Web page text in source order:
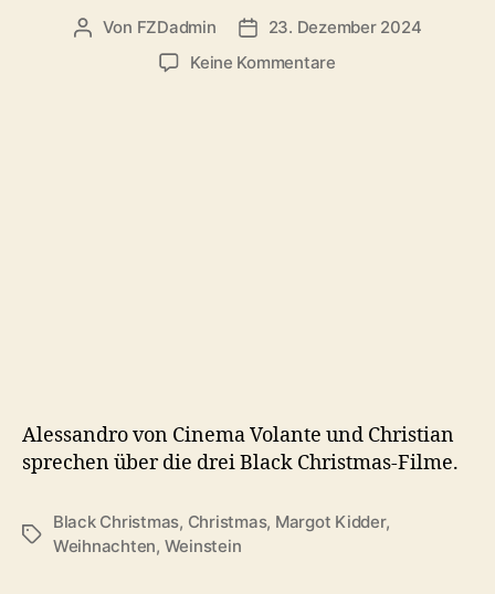
Beitragsautor
Von FZDadmin Veröffentlichungsdatum
23. Dezember 2024
Keine Kommentarezu
Alessandro von Cinema Volante und Christian
sprechen über die drei Black Christmas-Filme.
Schlagwörter
Black Christmas, Christmas, Margot Kidder,
Weihnachten, Weinstein